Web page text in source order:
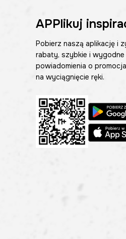
APPlikuj
Pobierz naszą aplikację i
rabaty, szybkie i
powiadomienia o
na wyciągnięcie ręki.